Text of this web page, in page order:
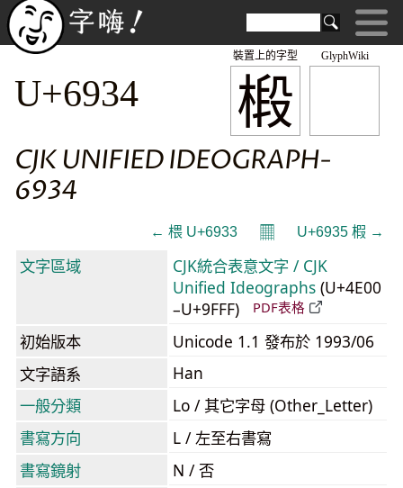
GlyphWiki
椴
裝置上的字型
U+6934
CJK UNIFIED IDEOGRAPH-
6934
← 椳 U+6933 𝄜 U+6935 椵 →
文字區域
CJK統合表意文字 / CJK
Unified Ideographs (U+4E00
–U+9FFF)
PDF表格
初始版本
Unicode 1.1 發布於 1993/06
文字語系
Han
一般分類
Lo / 其它字母 (Other_Letter)
書寫方向
L / 左至右書寫
書寫鏡射
N / 否